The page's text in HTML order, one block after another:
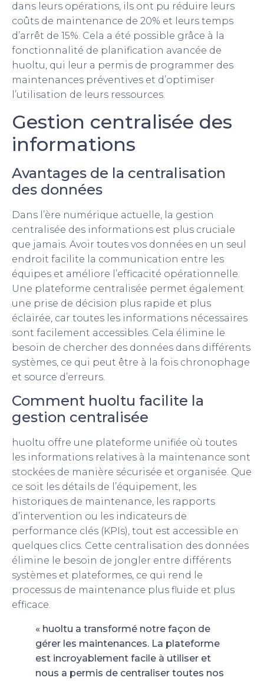
dans leurs opérations, ils ont pu réduire leurs
coûts de maintenance de 20% et leurs temps
d’arrêt de 15%. Cela a été possible grâce à la
fonctionnalité de planification avancée de
huoltu, qui leur a permis de programmer des
maintenances préventives et d’optimiser
l’utilisation de leurs ressources.
Gestion centralisée des
informations
Avantages de la centralisation
des données
Dans l’ère numérique actuelle, la gestion
centralisée des informations est plus cruciale
que jamais. Avoir toutes vos données en un seul
endroit facilite la communication entre les
équipes et améliore l’efficacité opérationnelle.
Une plateforme centralisée permet également
une prise de décision plus rapide et plus
éclairée, car toutes les informations nécessaires
sont facilement accessibles. Cela élimine le
besoin de chercher des données dans différents
systèmes, ce qui peut être à la fois chronophage
et source d’erreurs.
Comment huoltu facilite la
gestion centralisée
huoltu offre une plateforme unifiée où toutes
les informations relatives à la maintenance sont
stockées de manière sécurisée et organisée. Que
ce soit les détails de l’équipement, les
historiques de maintenance, les rapports
d’intervention ou les indicateurs de
performance clés (KPIs), tout est accessible en
quelques clics. Cette centralisation des données
élimine le besoin de jongler entre différents
systèmes et plateformes, ce qui rend le
processus de maintenance plus fluide et plus
efficace.
« huoltu a transformé notre façon de
gérer les maintenances. La plateforme
est incroyablement facile à utiliser et
nous a permis de centraliser toutes nos